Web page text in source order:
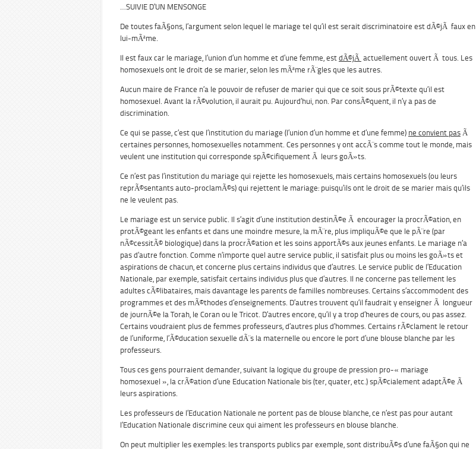
…SUIVIE D’UN MENSONGE
De toutes faÃ§ons, l’argument selon lequel le mariage tel qu’il est serait discriminatoire est dÃ©jÃ faux en
lui-mÃªme.
Il est faux car le mariage, l’union d’un homme et d’une femme, est dÃ©jÃ actuellement ouvert Ã tous. Les
homosexuels ont le droit de se marier, selon les mÃªme rÃ¨gles que les autres.
Aucun maire de France n’a le pouvoir de refuser de marier qui que ce soit sous prÃ©texte qu’il est
homosexuel. Avant la rÃ©volution, il aurait pu. Aujourd’hui, non. Par consÃ©quent, il n’y a pas de
discrimination.
Ce qui se passe, c’est que l’institution du mariage (l’union d’un homme et d’une femme) ne convient pas Ã
certaines personnes, homosexuelles notamment. Ces personnes y ont accÃ¨s comme tout le monde, mais
veulent une institution qui corresponde spÃ©cifiquement Ã leurs goÃ»ts.
Ce n’est pas l’institution du mariage qui rejette les homosexuels, mais certains homosexuels (ou leurs
reprÃ©sentants auto-proclamÃ©s) qui rejettent le mariage: puisqu’ils ont le droit de se marier mais qu’ils
ne le veulent pas.
Le mariage est un service public. Il s’agit d’une institution destinÃ©e Ã encourager la procrÃ©ation, en
protÃ©geant les enfants et dans une moindre mesure, la mÃ¨re, plus impliquÃ©e que le pÃ¨re (par
nÃ©cessitÃ© biologique) dans la procrÃ©ation et les soins apportÃ©s aux jeunes enfants. Le mariage n’a
pas d’autre fonction. Comme n’importe quel autre service public, il satisfait plus ou moins les goÃ»ts et
aspirations de chacun, et concerne plus certains individus que d’autres. Le service public de l’Education
Nationale, par exemple, satisfait certains individus plus que d’autres. Il ne concerne pas tellement les
adultes cÃ©libataires, mais davantage les parents de familles nombreuses. Certains s’accommodent des
programmes et des mÃ©thodes d’enseignements. D’autres trouvent qu’il faudrait y enseigner Ã longueur
de journÃ©e la Torah, le Coran ou le Tricot. D’autres encore, qu’il y a trop d’heures de cours, ou pas assez.
Certains voudraient plus de femmes professeurs, d’autres plus d’hommes. Certains rÃ©clament le retour
de l’uniforme, l’Ã©ducation sexuelle dÃ¨s la maternelle ou encore le port d’une blouse blanche par les
professeurs.
Tous ces gens pourraient demander, suivant la logique du groupe de pression pro-« mariage
homosexuel », la crÃ©ation d’une Education Nationale bis (ter, quater, etc.) spÃ©cialement adaptÃ©e Ã
leurs aspirations.
Les professeurs de l’Education Nationale ne portent pas de blouse blanche, ce n’est pas pour autant
l’Education Nationale discrimine ceux qui aiment les professeurs en blouse blanche.
On peut multiplier les exemples: les transports publics par exemple, sont distribuÃ©s d’une faÃ§on qui ne